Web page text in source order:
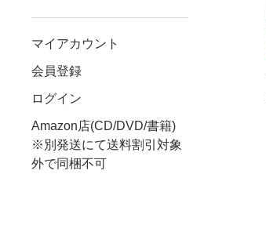
マイアカウント
会員登録
ログイン
Amazon店(CD/DVD/書籍)
※別発送にて送料割引対象
外で同梱不可